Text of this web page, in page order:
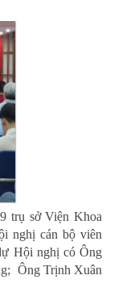
trụ sở Viện Khoa
nghị cán bộ viên
Hội nghị có Ông
Ông Trịnh Xuân